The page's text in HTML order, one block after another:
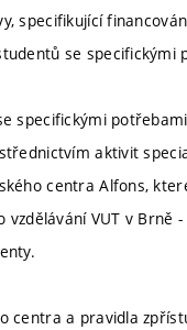
specifikující
se specifickými
specifickými
aktivit
centra Alfons,
VUT v Brně -
centra a pravidla